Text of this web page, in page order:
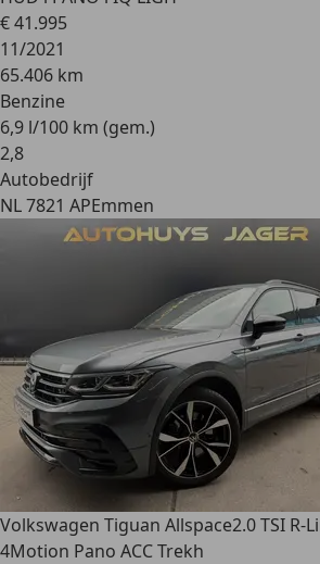
€ 41.995
11/2021
65.406 km
Benzine
6,9 l/100 km (gem.)
2,8
Autobedrijf
NL 7821 APEmmen
Volkswagen Tiguan Allspace2.0 TSI R-
4Motion Pano ACC Trekh